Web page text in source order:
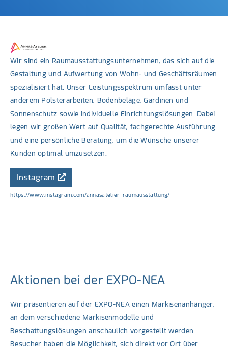
Wir sind ein Raumausstattungsunternehmen, das sich auf die
Gestaltung und Aufwertung von Wohn- und Geschäftsräumen
spezialisiert hat. Unser Leistungsspektrum umfasst unter
anderem Polsterarbeiten, Bodenbeläge, Gardinen und
Sonnenschutz sowie individuelle Einrichtungslösungen. Dabei
legen wir großen Wert auf Qualität, fachgerechte Ausführung
und eine persönliche Beratung, um die Wünsche unserer
Kunden optimal umzusetzen.
Instagram
https://www.instagram.com/annasatelier_raumausstattung/
Aktionen bei der EXPO-NEA
Wir präsentieren auf der EXPO-NEA einen Markisenanhänger,
an dem verschiedene Markisenmodelle und
Beschattungslösungen anschaulich vorgestellt werden.
Besucher haben die Möglichkeit, sich direkt vor Ort über